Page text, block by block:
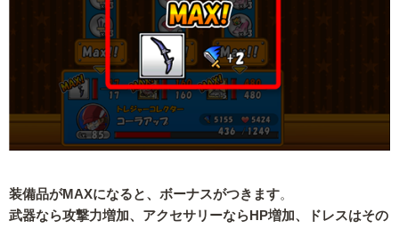
装備品がMAXになると、ボーナスがつきます。
武器なら攻撃力増加、アクセサリーならHP増加、ドレスはその